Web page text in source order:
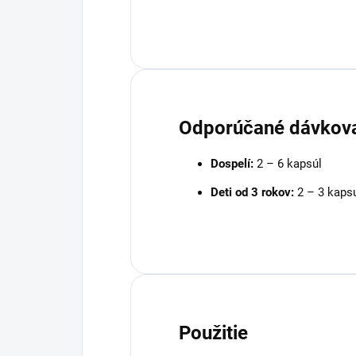
Odporúčané
Dospelí: 2 – 6 kapsúl
Deti od 3 rokov: 2 – 3
Použitie